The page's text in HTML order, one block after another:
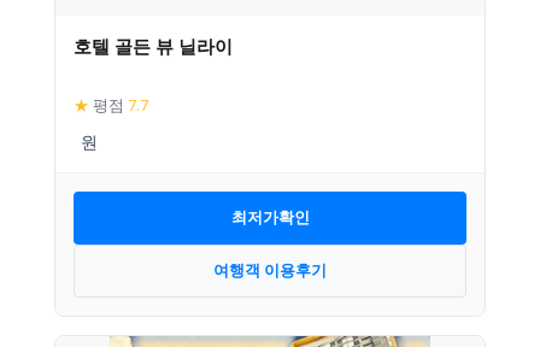
호텔 골든 뷰 닐라이
★ 평점 7.7
최저가확인
여행객 이용후기